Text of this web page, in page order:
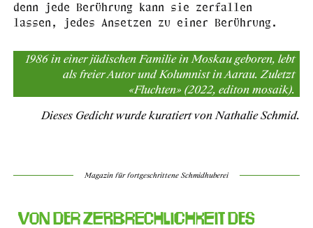
denn jede Berührung kann sie zerfallen
lassen, jedes Ansetzen zu einer Berührung.
1986 in einer jüdischen Familie in Moskau geboren, lebt
als freier Autor und Kolumnist in Aarau. Zuletzt
«Fluchten» (2022, editon mosaik).
Dieses Gedicht wurde kuratiert von Nathalie Schmid.
Magazin für fortgeschrittene Schmidhuberei
Von der Zerbrechlichkeit des